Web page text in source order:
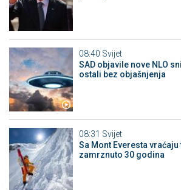
08:40 Svijet
SAD objavile nove NLO
ostali bez objašnjenja
08:31 Svijet
Sa Mont Everesta
zamrznuto 30 godina